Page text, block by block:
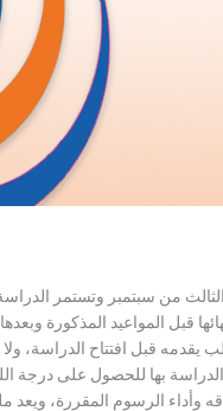
من سبتمبر وتستمر
قبل المواعيد المذكورة وبعدها.
يقدمه قبل افتتاح الدراسة،
الدراسة بها للحصول على
وأداء الرسوم المقررة،